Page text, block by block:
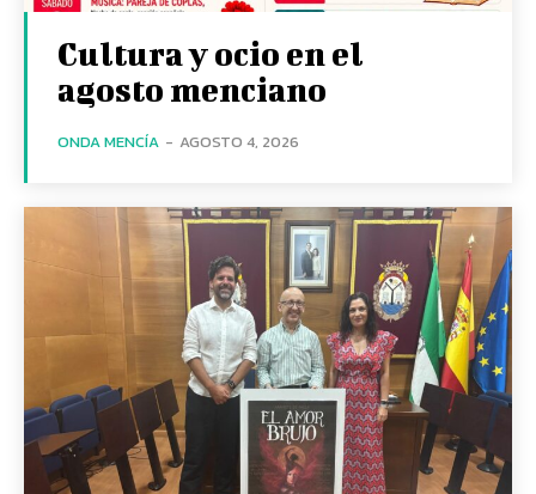
Cultura y ocio en el
agosto menciano
ONDA MENCÍA - AGOSTO 4, 2026